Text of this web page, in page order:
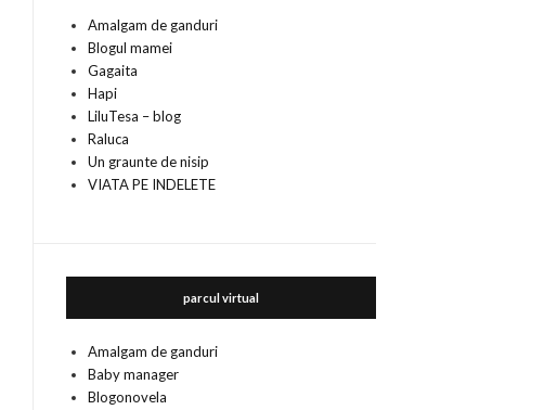
Amalgam de ganduri
Blogul mamei
Gagaita
Hapi
LiluTesa – blog
Raluca
Un graunte de nisip
VIATA PE INDELETE
parcul virtual
Amalgam de ganduri
Baby manager
Blogonovela